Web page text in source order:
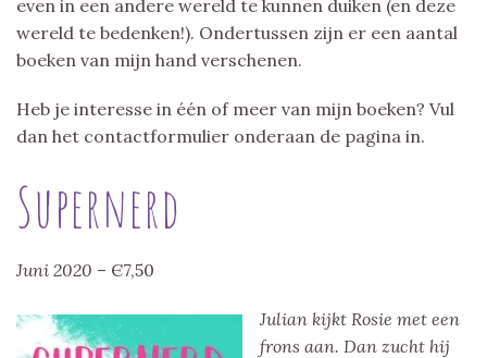
even in een andere wereld te kunnen duiken (en deze
wereld te bedenken!). Ondertussen zijn er een aantal
boeken van mijn hand verschenen.
Heb je interesse in één of meer van mijn boeken? Vul
dan het contactformulier onderaan de pagina in.
Supernerd
Juni 2020 – Є7,50
Julian kijkt Rosie met een
frons aan. Dan zucht hij